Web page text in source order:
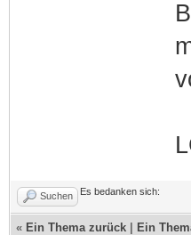
Suchen Es bedanken sich:
« Ein Thema zurück Ein